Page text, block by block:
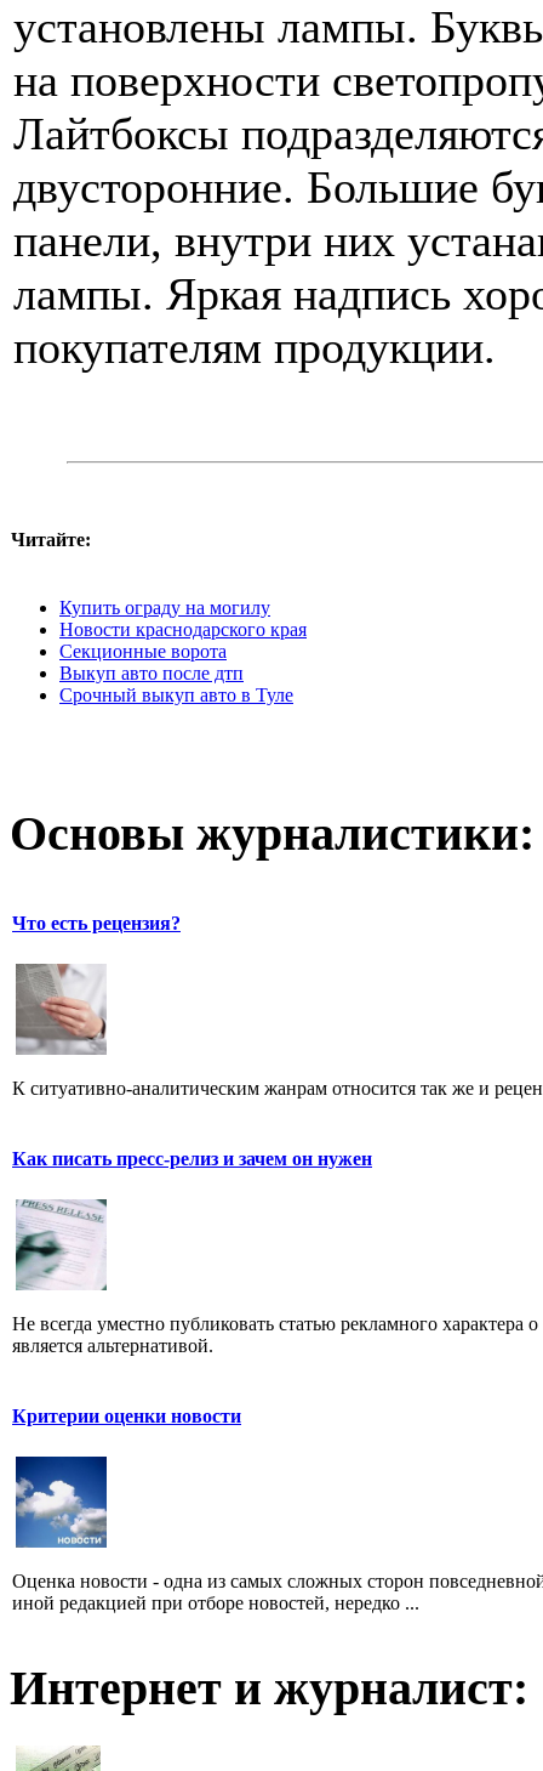
установлены лампы.
на поверхности
Лайтбоксы
двусторонние. Большие
панели, внутри них
лампы. Яркая надпись
покупателям продукции.
Читайте:
Купить ограду на могилу
Новости краснодарского края
Секционные ворота
Выкуп авто после дтп
Срочный выкуп авто в Туле
Основы журналистики:
Что есть рецензия?
К ситуативно-аналитическим жанрам относится так же и
Как писать пресс-релиз и зачем он нужен
Не всегда уместно публиковать статью рекламного
является альтернативой.
Критерии оценки новости
Оценка новости - одна из самых сложных сторон
иной редакцией при отборе новостей, нередко ...
Интернет и журналист: